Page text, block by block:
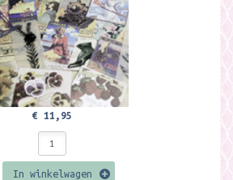
€ 11,95
In winkelwagen